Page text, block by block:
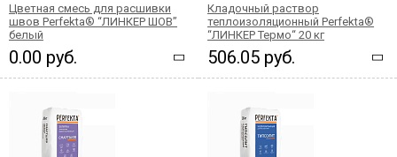
Цветная смесь для расшивки
швов Perfekta® “ЛИНКЕР ШОВ”
белый
0.00 руб.
Кладочный раствор
теплоизоляционный Perfekta®
“ЛИНКЕР Термо“ 20 кг
506.05 руб.